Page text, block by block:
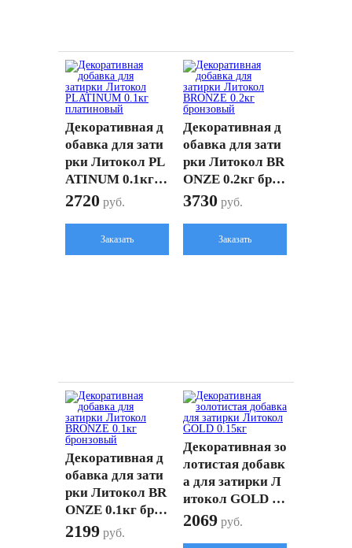
Декоративная д
обавка для зати
рки Литокол PL
ATINUM 0.1кг п
латиновый
2720 руб.
Заказать
Декоративная д
обавка для зати
рки Литокол BR
ONZE 0.2кг брон
зовый
3730 руб.
Заказать
Декоративная д
обавка для зати
рки Литокол BR
ONZE 0.1кг брон
зовый
2199 руб.
Декоративная зо
лотистая добавк
а для затирки Л
итокол GOLD 0.
15кг
2069 руб.